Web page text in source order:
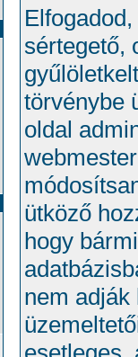
sértegető,
törvénybe
oldal
ütköző
hogy
nem adják